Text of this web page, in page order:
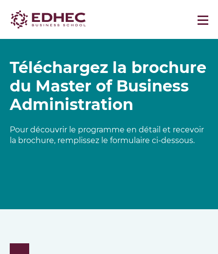
Téléchargez la brochure
du Master of Business
Administration
Pour découvrir le programme en détail et recevoir
la brochure, remplissez le formulaire ci-dessous.